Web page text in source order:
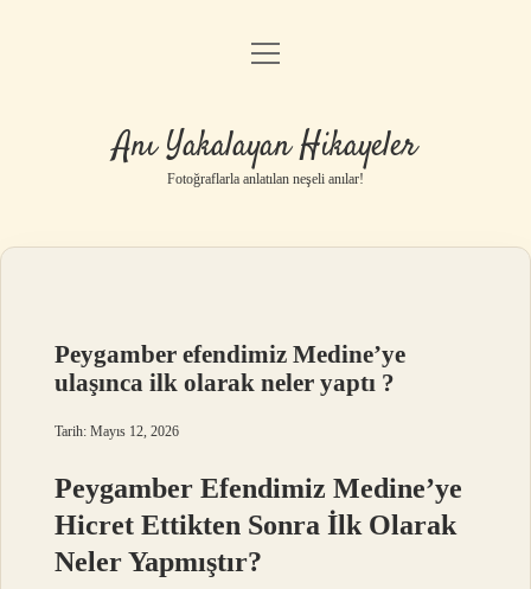
Anasayfa
Yasal Uyarı
menüyü
Anı Yakalayan Hikayeler
Fotoğraflarla anlatılan neşeli anılar!
Peygamber efendimiz Medine’ye
ulaşınca ilk olarak neler yaptı ?
Tarih: Mayıs 12, 2026
Peygamber Efendimiz Medine’ye
Hicret Ettikten Sonra İlk Olarak
Neler Yapmıştır?